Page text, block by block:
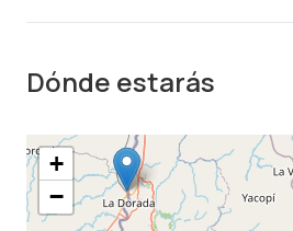
Dónde estarás
+
−